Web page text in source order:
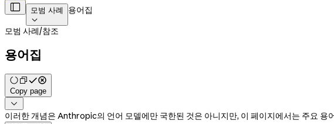
 모범 사례

용어집
모범 사례/참조
용어집
Copy page

이러한 개념은 Anthropic의 언어 모델에만 국한된 것은 아니지만, 이 페이지에서는 주요 용